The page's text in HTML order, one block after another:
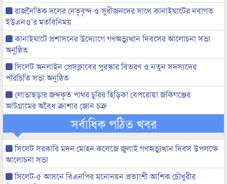
রাজনৈতিক দলের নেতৃবৃন্দ ও সুধীজনদের সাথে কানাইঘাটের নবাগত
ইউএনও’র মতবিনিময়
কানাইঘাটে প্রশাসনের উদ্যোগে গণঅভ্যুত্থান দিবসের আলোচনা সভা
অনুষ্ঠিত
সিলেট অনলাইন প্রেসক্লাবের পুরস্কার বিতরণ ও নতুন সদস্যদের
পরিচিতি সভা অনুষ্ঠিত
লোভাছড়ার জব্দকৃত পাথর চুরির হিড়িক! বেপরোয়া জকিগঞ্জের
আটগ্রামের অবৈধ ক্রাশার জোন চক্র
সর্বাধিক পঠিত খবর
সিলেট সরকারি মদন মোহন কলেজে জুলাই গণঅভ্যুত্থান দিবস উপলক্ষে
আলোচনা সভা
সিলেট-৫ আসনে বিএনপির মনোনয়ন প্রত্যাশী আশিক চৌধুরীর